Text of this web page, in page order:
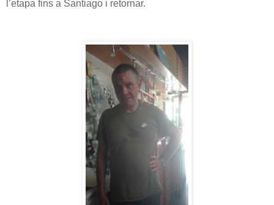
l’etapa fins a Santiago i retornar.